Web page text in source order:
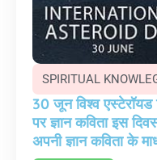
SPIRITUAL
30 जून विश्व
पर ज्ञान कविता इस
अपनी ज्ञान कविता के